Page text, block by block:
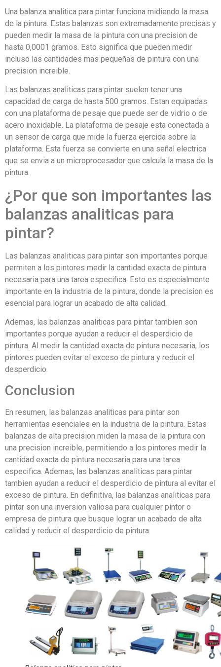
Una balanza analitica para pintar funciona midiendo la masa
de la pintura. Estas balanzas son extremadamente precisas y
pueden medir la masa de la pintura con una precision de
hasta 0,0001 gramos. Esto significa que pueden medir
incluso las cantidades mas pequeñas de pintura con una
precision increible.
Las balanzas analiticas para pintar suelen tener una
capacidad de carga de hasta 500 gramos. Estan equipadas
con una plataforma de pesaje que puede ser de vidrio o de
acero inoxidable. La plataforma de pesaje esta conectada a
un sensor de carga que mide la fuerza ejercida sobre la
plataforma. Esta fuerza se convierte en una señal electrica
que se envia a un microprocesador que calcula la masa de la
pintura.
¿Por que son importantes las
balanzas analiticas para
pintar?
Las balanzas analiticas para pintar son importantes porque
permiten a los pintores medir la cantidad exacta de pintura
necesaria para una tarea especifica. Esto es especialmente
importante en la industria de la pintura, donde la precision es
esencial para lograr un acabado de alta calidad.
Ademas, las balanzas analiticas para pintar tambien son
importantes porque ayudan a reducir el desperdicio de
pintura. Al medir la cantidad exacta de pintura necesaria, los
pintores pueden evitar el exceso de pintura y reducir el
desperdicio.
Conclusion
En resumen, las balanzas analiticas para pintar son
herramientas esenciales en la industria de la pintura. Estas
balanzas de alta precision miden la masa de la pintura con
una precision increible, permitiendo a los pintores medir la
cantidad exacta de pintura necesaria para una tarea
especifica. Ademas, las balanzas analiticas para pintar
tambien ayudan a reducir el desperdicio de pintura al evitar el
exceso de pintura. En definitiva, las balanzas analiticas para
pintar son una inversion valiosa para cualquier pintor o
empresa de pintura que busque lograr un acabado de alta
calidad y reducir el desperdicio de pintura.